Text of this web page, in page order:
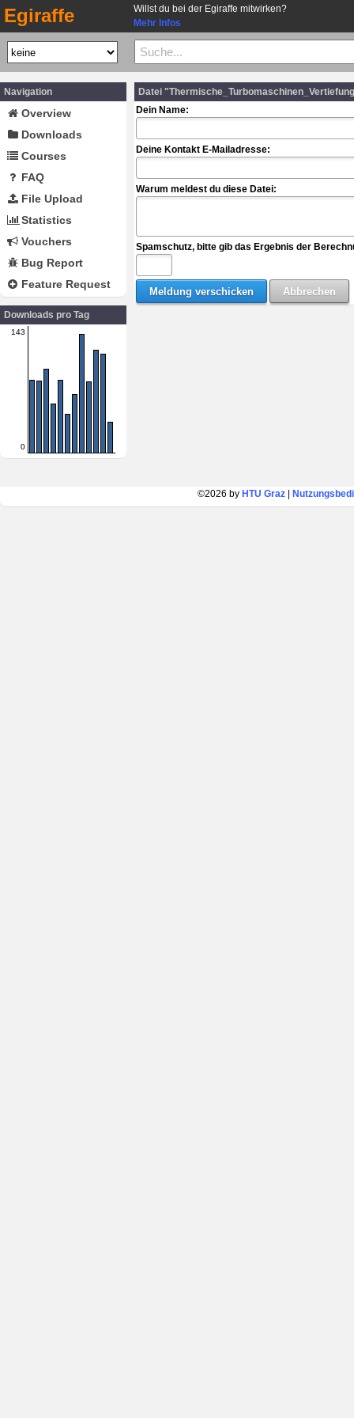
Egiraffe
Willst du bei der Egiraffe mitwirken?
Mehr Infos
Navigation
Overview
Downloads
Courses
FAQ
File Upload
Statistics
Vouchers
Bug Report
Feature Request
Downloads pro Tag
143
0
Datei
Dein Name:
Deine Kontakt E-Mailadresse:
Warum meldest du diese Datei:
Spamschutz, bitte gib das Ergebnis der
©2026 by HTU Graz|